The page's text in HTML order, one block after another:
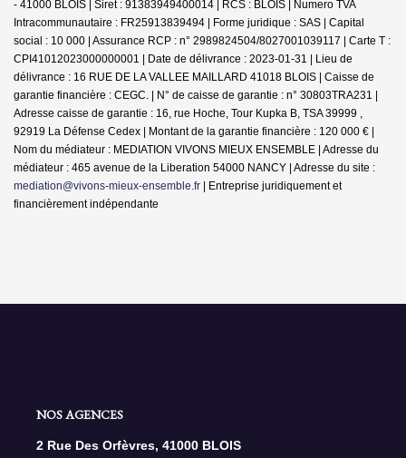
- 41000 BLOIS | Siret : 91383949400014 | RCS : BLOIS | Numero TVA
Intracommunautaire : FR25913839494 | Forme juridique : SAS | Capital
social : 10 000 | Assurance RCP : n° 2989824504/8027001039117 | Carte T :
CPI41012023000000001 | Date de délivrance : 2023-01-31 | Lieu de
délivrance : 16 RUE DE LA VALLEE MAILLARD 41018 BLOIS | Caisse de
garantie financière : CEGC. | N° de caisse de garantie : n° 30803TRA231 |
Adresse caisse de garantie : 16, rue Hoche, Tour Kupka B, TSA 39999 ,
92919 La Défense Cedex | Montant de la garantie financière : 120 000 € |
Nom du médiateur : MEDIATION VIVONS MIEUX ENSEMBLE | Adresse du
médiateur : 465 avenue de la Liberation 54000 NANCY | Adresse du site :
mediation@vivons-mieux-ensemble.fr | Entreprise juridiquement et
financièrement indépendante
NOS AGENCES
2 Rue Des Orfèvres, 41000 BLOIS